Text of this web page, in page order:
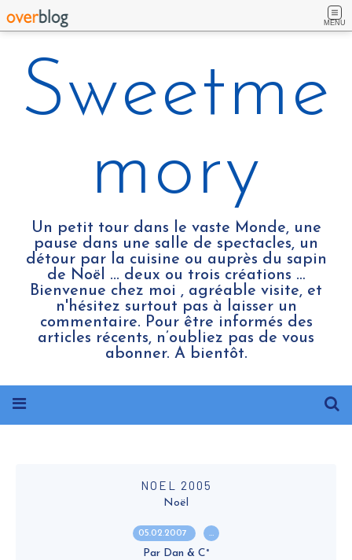
MENU
Sweetme
mory
Un petit tour dans le vaste Monde, une
pause dans une salle de spectacles, un
détour par la cuisine ou auprès du sapin
de Noël ... deux ou trois créations …
Bienvenue chez moi , agréable visite, et
n'hésitez surtout pas à laisser un
commentaire. Pour être informés des
articles récents, n’oubliez pas de vous
abonner. A bientôt.
NOEL 2005
Noël
05.02.2007 …
Par Dan & C°